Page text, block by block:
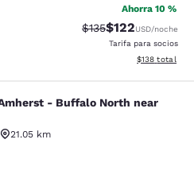
Ahorra 10 %
Tarifa tachada:
$135Tarifa reducida:
$122USD/noche
Tarifa para socios
Ver detalles
$138 total
- Buffalo North
- Buffalo North near
21.05 km
4.38 estrellas. Excelente. 1800 reseñas